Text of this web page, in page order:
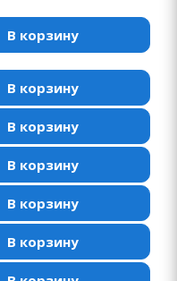
В корзину
В корзину
В корзину
В корзину
В корзину
В корзину